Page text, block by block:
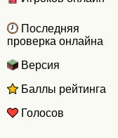
Последняя
проверка онлайна
Версия
Баллы рейтинга
Голосов